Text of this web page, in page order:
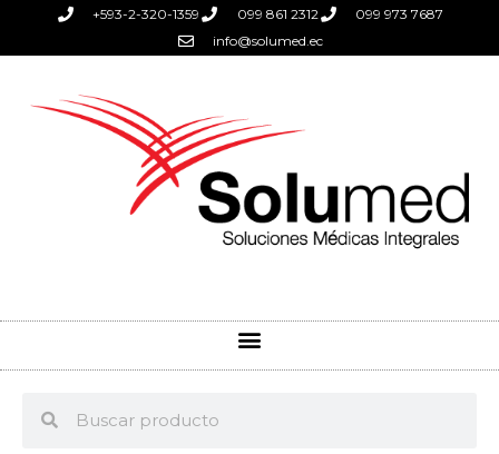
+593-2-320-1359 099 861 2312
099 973 7687
info@solumed.ec